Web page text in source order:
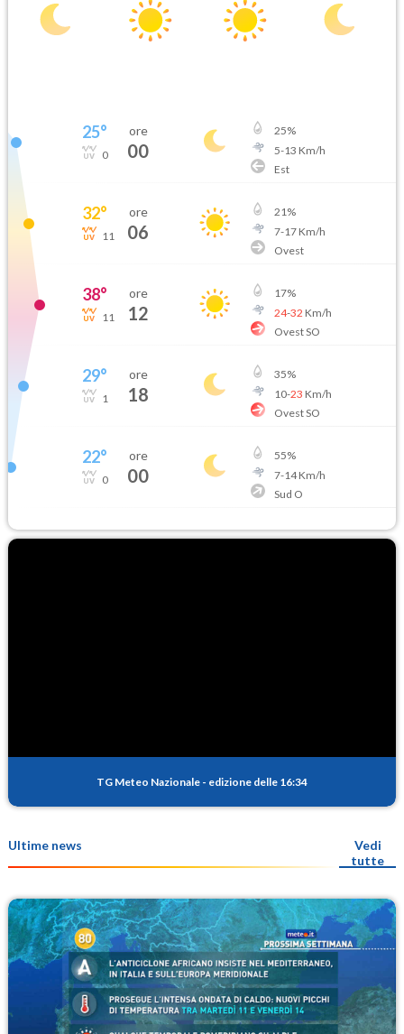
25°
0
ore
00
25%
5-13 Km/h
Est
32°
11
ore
06
21%
7-17Km/h
Ovest
38°
11
ore
12
17%
24-32 Km/h
Ovest SO
29°
1
ore
18
35%
10-23 Km/h
Ovest SO
22°
0
ore
00
55%
7-14Km/h
Sud O
TG Meteo Nazionale - edizione delle 16:34
Ultime news
Vedi
tutte